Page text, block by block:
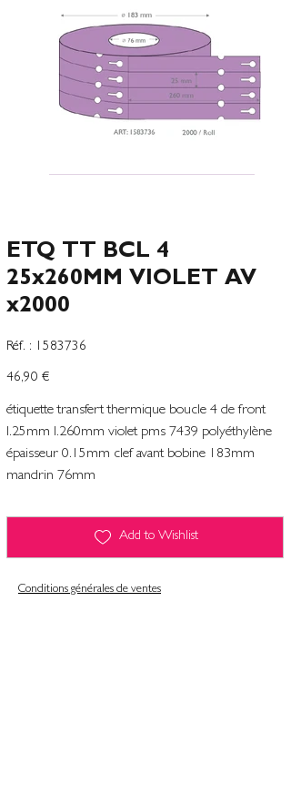
ETQ TT BCL 4
25x260MM VIOLET AV
x2000
Réf. :
SKU
1583736
1583736
Precio
46,90 €
étiquette transfert thermique boucle 4 de front
l.25mm l.260mm violet pms 7439 polyéthylène
épaisseur 0.15mm clef avant bobine 183mm
mandrin 76mm
Add to Wishlist
Conditions générales de ventes